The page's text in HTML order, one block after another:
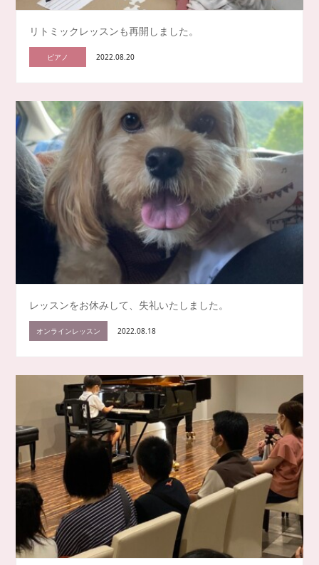
リトミックレッスンも再開しました。
ピアノ 2022.08.20
レッスンをお休みして、失礼いたしました。
オンラインレッスン 2022.08.18